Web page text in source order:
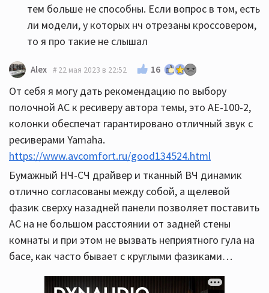
тем больше не способны. Если вопрос в том, есть
ли модели, у которых нч отрезаны кроссовером,
то я про такие не слышал
Alex 22 мая 2023 в 22:52 16
От себя я могу дать рекомендацию по выбору
полочной АС к ресиверу автора темы, это AE-100-2,
колонки обеспечат гарантировано отличный звук с
ресиверами Yamaha.
https://www.avcomfort.ru/good134524.html
Бумажный НЧ-СЧ драйвер и тканный ВЧ динамик
отлично согласованы между собой, а щелевой
фазик сверху назадней панели позволяет поставить
АС на не большом расстоянии от задней стены
комнаты и при этом не вызвать неприятного гула на
басе, как часто бывает с круглыми фазиками…